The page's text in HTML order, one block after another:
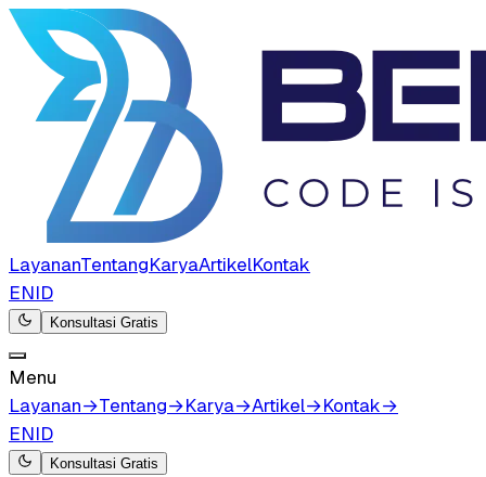
LayananTentangKaryaArtikelKontak
ENID
Konsultasi Gratis
Menu
Layanan→Tentang→Karya→Artikel→Kontak→
ENID
Konsultasi Gratis